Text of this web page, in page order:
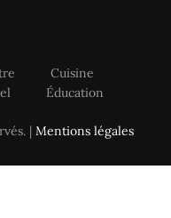
Cuisine
Éducation
| Mentions légales